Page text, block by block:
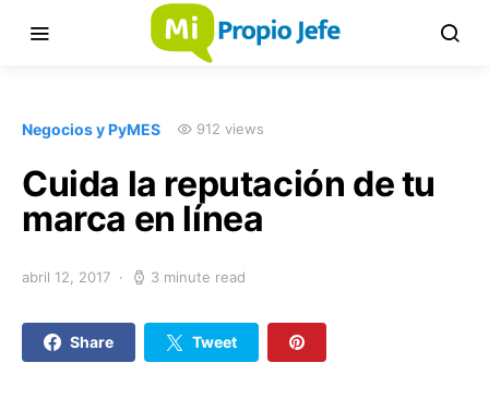
Negocios y PyMES 912 views
Cuida la reputación de tu
marca en línea
abril 12, 2017 3 minute read
Share Tweet